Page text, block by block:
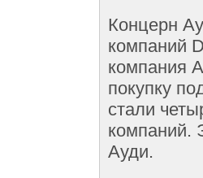
Концерн
компаний
компания
покупку
стали
компаний.
Ауди.